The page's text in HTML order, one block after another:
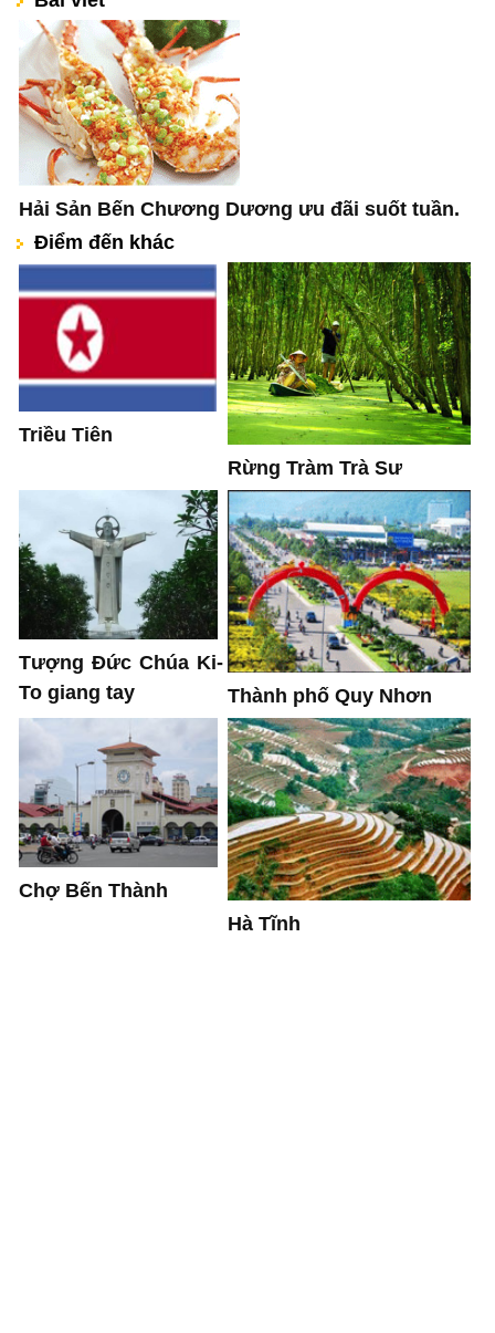
Hải Sản Bến Chương Dương ưu đãi suốt tuần.
Điểm đến khác
Triều Tiên
Rừng Tràm Trà Sư
Tượng Đức Chúa Ki-
To giang tay
Thành phố Quy Nhơn
Chợ Bến Thành
Hà Tĩnh